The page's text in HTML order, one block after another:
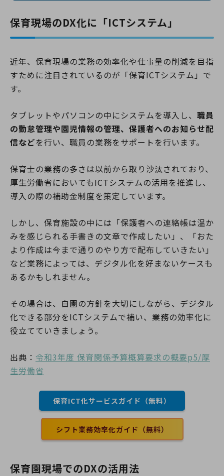
保育現場のDX化に「ICTシステム」
近年、保育現場の業務の効率化や仕事量の削減を目指
すために注目されているのが「保育ICTシステム」で
す。
タブレットやパソコンの中にシステムを導入し、 職員
の勤怠管理や園児情報の管理、保護者へのお知らせ配
信などを行い、職員の業務をサポートを行います。
保育士の業務の多さは以前から取り沙汰されており、
厚生労働省においてもICTシステムの活用を推進し、
導入の際の補助金制度を策定しています。
しかし、保育施設の中には「保護者への連絡帳は温か
みを感じられる手書きの文章で作成したい」、「おた
より作成は今まで通りのやり方で配布していきたい」
など業務によっては、デジタル化を好まないケースも
あるかもしれません。
その場合は、自園の方針を大切にしながら、デジタル
化できる部分をICTシステムで補い、業務の効率化に
役立てていきましょう。
出典： 令和3年度 保育関係予算概算要求の概要p5/厚
生労働省
保育ICT化サービスガイド（無料）
シフト業務効率化ガイド（無料）
保育園現場でのDXの活用法